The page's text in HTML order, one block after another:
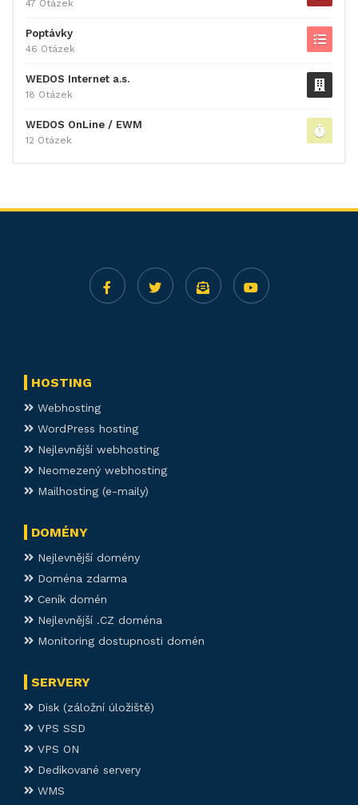
47 Otázek
Poptávky
46 Otázek
WEDOS Internet a.s.
18 Otázek
WEDOS OnLine / EWM
12 Otázek
HOSTING
Webhosting
WordPress hosting
Nejlevnější webhosting
Neomezený webhosting
Mailhosting (e-maily)
DOMÉNY
Nejlevnější domény
Doména zdarma
Ceník domén
Nejlevnější .CZ doména
Monitoring dostupnosti domén
SERVERY
Disk (záložní úložiště)
VPS SSD
VPS ON
Dedikované servery
WMS